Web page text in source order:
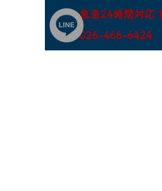
急患24時間対応！
​026-466-6424